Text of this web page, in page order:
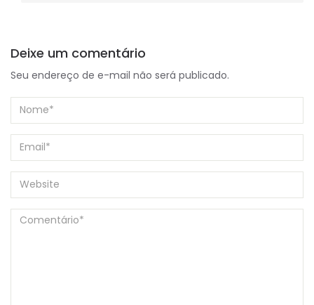
Deixe um comentário
Seu endereço de e-mail não será publicado.